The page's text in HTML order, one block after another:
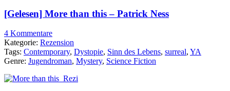
[Gelesen] More than this – Patrick Ness
4 Kommentare
Kategorie: Rezension
Tags: Contemporary, Dystopie, Sinn des Lebens, surreal, YA
Genre: Jugendroman, Mystery, Science Fiction